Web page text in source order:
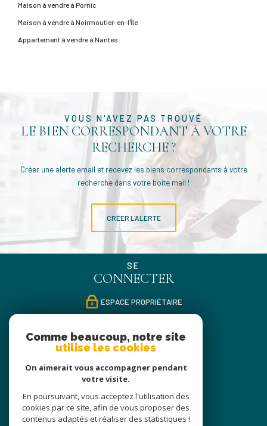
Maison à vendre à Pornic
Maison à vendre à Noirmoutier-en-l'Île
Appartement à vendre à Nantes
VOUS N'AVEZ PAS TROUVÉ
LE BIEN CORRESPONDANT À VOTRE
RECHERCHE ?
Créer une alerte email et recevez les biens correspondants à votre
recherche dans votre boîte mail !
CRÉER L'ALERTE
SE
CONNECTER
ESPACE PROPRIÉTAIRE
SUIVRE
NOUS
ADHÉRONS
Comme beaucoup, notre site
utilise les cookies
On aimerait vous accompagner pendant
votre visite.
En poursuivant, vous acceptez l'utilisation des
cookies par ce site, afin de vous proposer des
contenus adaptés et réaliser des statistiques !